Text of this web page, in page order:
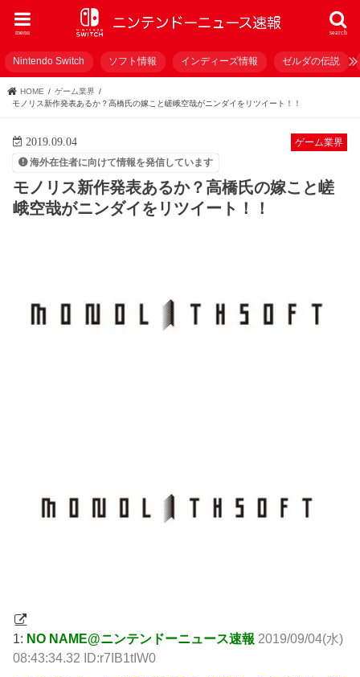
search
menu
Nintendo Switch ソフト情報 インディーズ情報 ゼルダの伝説
HOME
ゲーム業界
モノリス新作発表あるか？高橋氏の嫁こと嵯峨空哉がニンダイをリツイート！！
ゲーム業界
2019.09.04
海外在住者に向けて情報を発信しています
モノリス新作発表あるか？高橋氏の嫁こと嵯
峨空哉がニンダイをリツイート！！
1: NO NAME@ニンテンドーニュース速報 2019/09/04(水)
08:43:34.32 ID:r7IB1tIW0